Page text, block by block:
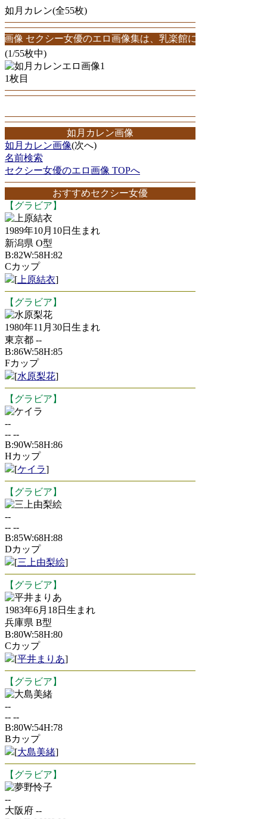
如月カレン(全55枚)
クシー女優のエロ画像集は、乳楽館にお任せ！如月カレン
(1/55枚中)
1枚目
如月カレン画像
如月カレン画像(次へ)
名前検索
セクシー女優のエロ画像 TOPへ
おすすめセクシー女優
【グラビア】
上原結衣
1989年10月10日生まれ
新潟県 O型
B:82W:58H:82
Cカップ
[ 上原結衣]
【グラビア】
水原梨花
1980年11月30日生まれ
東京都 --
B:86W:58H:85
Fカップ
[水原梨花]
【グラビア】
ケイラ
--
-- --
B:90W:58H:86
Hカップ
[ケイラ]
【グラビア】
三上由梨絵
--
-- --
B:85W:68H:88
Dカップ
[三上由梨絵]
【グラビア】
平井まりあ
1983年6月18日生まれ
兵庫県 B型
B:80W:58H:80
Cカップ
[平井まりあ]
【グラビア】
大島美緒
--
-- --
B:80W:54H:78
Bカップ
[大島美緒]
【グラビア】
夢野怜子
--
大阪府 --